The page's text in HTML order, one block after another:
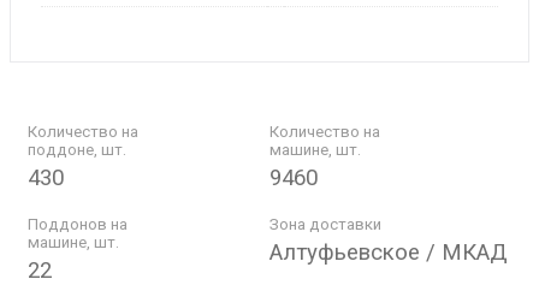
Количество на
поддоне, шт.
430
Количество на
машине, шт.
9460
Поддонов на
машине, шт.
22
Зона доставки
Алтуфьевское / МКАД